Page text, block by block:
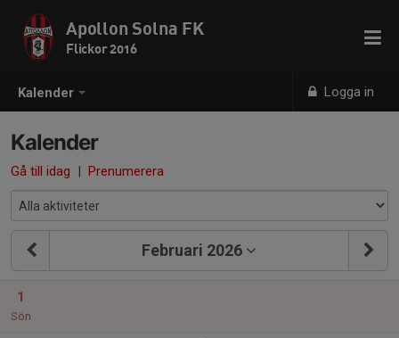
Kalender Logga in
Apollon Solna FK
Flickor 2016
Kalender
Gå till idag | Prenumerera
Februari 2026
1
Sön